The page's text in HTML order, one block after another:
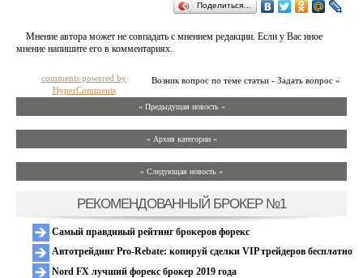
Поделиться…
Мнение автора может не совпадать с мнением редакции. Если у Вас иное
мнение напишите его в комментариях.
Возник вопрос по теме статьи - Задать вопрос »
comments powered by
HyperComments
« Предыдущая новость «
» Архив категории «
» Следующая новость »
РЕКОМЕНДОВАННЫЙ БРОКЕР №1
Самый правдивый рейтинг брокеров форекс
Автотрейдинг Pro-Rebate: копируй сделки VIP трейдеров бесплатно
Nord FX лучший форекс брокер 2019 года